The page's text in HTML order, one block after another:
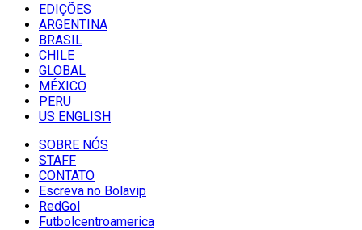
EDIÇÕES
ARGENTINA
BRASIL
CHILE
GLOBAL
MÉXICO
PERU
US ENGLISH
SOBRE NÓS
STAFF
CONTATO
Escreva no Bolavip
RedGol
Futbolcentroamerica